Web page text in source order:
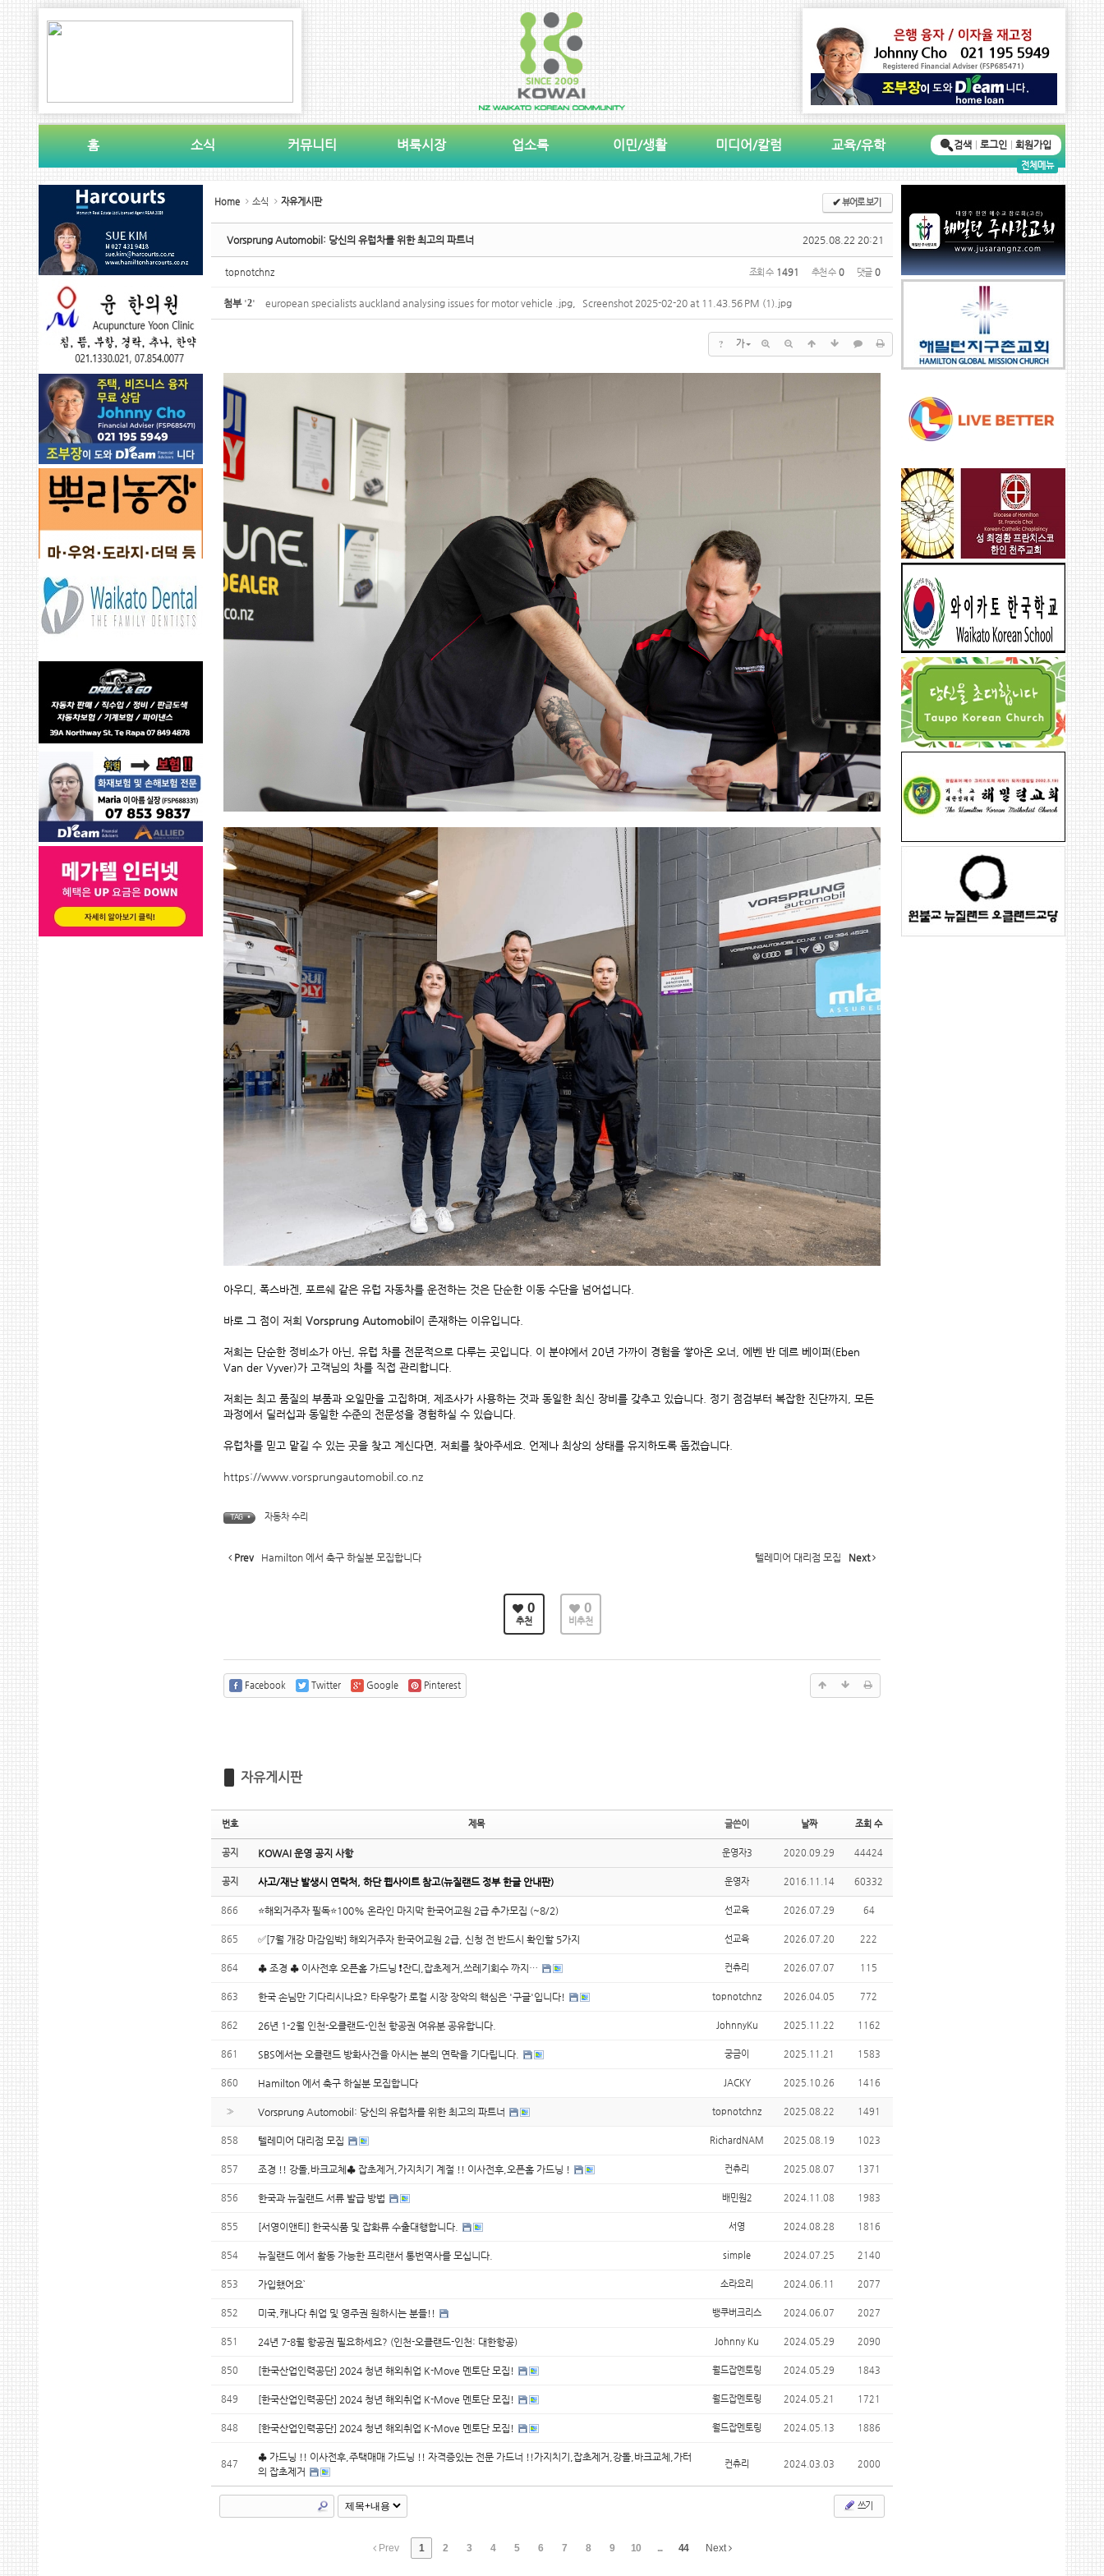
홈 소식 커뮤니티 벼룩시장 업소록 이민/생활 미디어/칼럼 교육/유학 검색 로그인 회원가입
전체메뉴
Home 소식 자유게시판 ✔뷰어로 보기
2025.08.22 20:21
Vorsprung Automobil: 당신의 유럽차를 위한 최고의 파트너
topnotchnz 조회 수 1491 추천 수 0 댓글 0
첨부 '2' european specialists auckland analysing issues for motor vehicle .jpg Screenshot 2025-02-20 at 11.43.56 PM (1).jpg
? 가
아우디, 폭스바겐, 포르쉐 같은 유럽 자동차를 운전하는 것은 단순한 이동 수단을 넘어섭니다.
바로 그 점이 저희 Vorsprung Automobil 이 존재하는 이유입니다.
저희는 단순한 정비소가 아닌, 유럽 차를 전문적으로 다루는 곳입니다. 이 분야에서 20년 가까이 경험을 쌓아온 오너, 에벤 반 데르 베이퍼(Eben
Van der Vyver)가 고객님의 차를 직접 관리합니다.
저희는 최고 품질의 부품과 오일만을 고집하며, 제조사가 사용하는 것과 동일한 최신 장비를 갖추고 있습니다. 정기 점검부터 복잡한 진단까지, 모든
과정에서 딜러십과 동일한 수준의 전문성을 경험하실 수 있습니다.
유럽차를 믿고 맡길 수 있는 곳을 찾고 계신다면, 저희를 찾아주세요. 언제나 최상의 상태를 유지하도록 돕겠습니다.
https://www.vorsprungautomobil.co.nz
TAG • 자동차 수리
Prev Hamilton 에서 축구 하실분 모집합니다 텔레미어 대리점 모집 Next
0
추천
0
비추천
Facebook Twitter Google Pinterest
자유게시판
번호 제목 글쓴이 날짜 조회 수
공지 KOWAI 운영 공지 사항 운영자3 2020.09.29 44424
공지 사고/재난 발생시 연락처, 하단 웹사이트 참고(뉴질랜드 정부 한글 안내판) 운영자 2016.11.14 60332
866 ⭐해외거주자 필독⭐100% 온라인 마지막 한국어교원 2급 추가모집 (~8/2) 선교육 2026.07.29 64
865 ✅[7월 개강 마감임박] 해외거주자 한국어교원 2급, 신청 전 반드시 확인할 5가지 선교육 2026.07.20 222
864 ♣ 조경 ♣ 이사전후 오픈홈 가드닝 ❗잔디,잡초제거,쓰레기회수 까지… 컨츄리 2026.07.07 115
863 한국 손님만 기다리시나요? 타우랑가 로컬 시장 장악의 핵심은 '구글'입니다! topnotchnz 2026.04.05 772
862 26년 1-2월 인천-오클랜드-인천 항공권 여유분 공유합니다. JohnnyKu 2025.11.22 1162
861 SBS에서는 오클랜드 방화사건을 아시는 분의 연락을 기다립니다. 궁금이 2025.11.21 1583
860 Hamilton 에서 축구 하실분 모집합니다 JACKY 2025.10.26 1416
» Vorsprung Automobil: 당신의 유럽차를 위한 최고의 파트너 topnotchnz 2025.08.22 1491
858 텔레미어 대리점 모집 RichardNAM 2025.08.19 1023
857 조경 !! 강돌,바크교체♣ 잡초제거,가지치기 계절 !! 이사전후,오픈홈 가드닝 ! 컨츄리 2025.08.07 1371
856 한국과 뉴질랜드 서류 발급 방법 배민원2 2024.11.08 1983
855 [서영이앤티] 한국식품 및 잡화류 수출대행합니다. 서영 2024.08.28 1816
854 뉴질랜드 에서 활동 가능한 프리랜서 통번역사를 모십니다. simple 2024.07.25 2140
853 가입했어요` 소라요리 2024.06.11 2077
852 미국,캐나다 취업 및 영주권 원하시는 분들!! 뱅쿠버크리스 2024.06.07 2027
851 24년 7-8월 항공권 필요하세요? (인천-오클랜드-인천: 대한항공) Johnny Ku 2024.05.29 2090
850 [한국산업인력공단] 2024 청년 해외취업 K-Move 멘토단 모집! 월드잡멘토링 2024.05.29 1843
849 [한국산업인력공단] 2024 청년 해외취업 K-Move 멘토단 모집! 월드잡멘토링 2024.05.21 1721
848 [한국산업인력공단] 2024 청년 해외취업 K-Move 멘토단 모집! 월드잡멘토링 2024.05.13 1886
847
♣ 가드닝 !! 이사전후,주택매매 가드닝 !! 자격증있는 전문 가드너 !!가지치기,잡초제거,강돌,바크교체,가터
의 잡초제거
컨츄리 2024.03.03 2000
쓰기
Prev 1 2 3 4 5 6 7 8 9 10 ... 44 Next
Sketchbook5, 스케치북5
Sketchbook5, 스케치북5
Sketchbook5, 스케치북5
Sketchbook5, 스케치북5